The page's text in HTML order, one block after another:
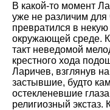
В какой-то момент
уже не различим для
превратился в
окружающей среде.
такт неведомой
крестного хода
Ларичев, взглянув
застывшие, будто
остекленевшие
религиозный экстаз.